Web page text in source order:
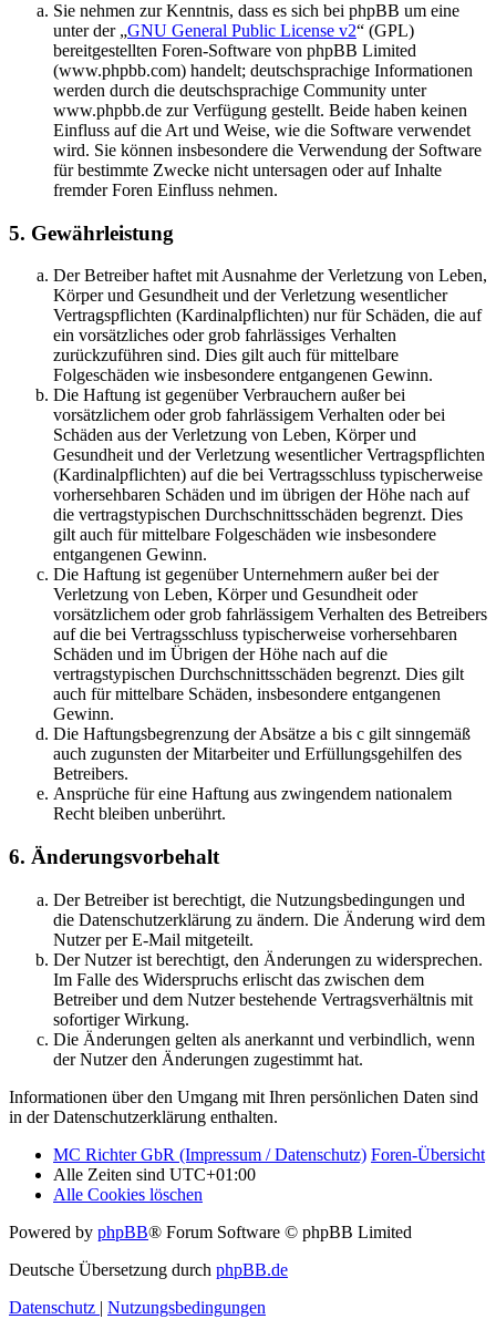
Sie nehmen zur Kenntnis, dass es sich bei phpBB um eine
unter der „GNU General Public License v2“ (GPL)
bereitgestellten Foren-Software von phpBB Limited
(www.phpbb.com) handelt; deutschsprachige Informationen
werden durch die deutschsprachige Community unter
www.phpbb.de zur Verfügung gestellt. Beide haben keinen
Einfluss auf die Art und Weise, wie die Software verwendet
wird. Sie können insbesondere die Verwendung der Software
für bestimmte Zwecke nicht untersagen oder auf Inhalte
fremder Foren Einfluss nehmen.
5. Gewährleistung
Der Betreiber haftet mit Ausnahme der Verletzung von Leben,
Körper und Gesundheit und der Verletzung wesentlicher
Vertragspflichten (Kardinalpflichten) nur für Schäden, die auf
ein vorsätzliches oder grob fahrlässiges Verhalten
zurückzuführen sind. Dies gilt auch für mittelbare
Folgeschäden wie insbesondere entgangenen Gewinn.
Die Haftung ist gegenüber Verbrauchern außer bei
vorsätzlichem oder grob fahrlässigem Verhalten oder bei
Schäden aus der Verletzung von Leben, Körper und
Gesundheit und der Verletzung wesentlicher Vertragspflichten
(Kardinalpflichten) auf die bei Vertragsschluss typischerweise
vorhersehbaren Schäden und im übrigen der Höhe nach auf
die vertragstypischen Durchschnittsschäden begrenzt. Dies
gilt auch für mittelbare Folgeschäden wie insbesondere
entgangenen Gewinn.
Die Haftung ist gegenüber Unternehmern außer bei der
Verletzung von Leben, Körper und Gesundheit oder
vorsätzlichem oder grob fahrlässigem Verhalten des Betreibers
auf die bei Vertragsschluss typischerweise vorhersehbaren
Schäden und im Übrigen der Höhe nach auf die
vertragstypischen Durchschnittsschäden begrenzt. Dies gilt
auch für mittelbare Schäden, insbesondere entgangenen
Gewinn.
Die Haftungsbegrenzung der Absätze a bis c gilt sinngemäß
auch zugunsten der Mitarbeiter und Erfüllungsgehilfen des
Betreibers.
Ansprüche für eine Haftung aus zwingendem nationalem
Recht bleiben unberührt.
6. Änderungsvorbehalt
Der Betreiber ist berechtigt, die Nutzungsbedingungen und
die Datenschutzerklärung zu ändern. Die Änderung wird dem
Nutzer per E-Mail mitgeteilt.
Der Nutzer ist berechtigt, den Änderungen zu widersprechen.
Im Falle des Widerspruchs erlischt das zwischen dem
Betreiber und dem Nutzer bestehende Vertragsverhältnis mit
sofortiger Wirkung.
Die Änderungen gelten als anerkannt und verbindlich, wenn
der Nutzer den Änderungen zugestimmt hat.
Informationen über den Umgang mit Ihren persönlichen Daten sind
in der Datenschutzerklärung enthalten.
MC Richter GbR (Impressum / Datenschutz) Foren-Übersicht
Alle Zeiten sind UTC+01:00
Alle Cookies löschen
Powered by phpBB® Forum Software © phpBB Limited
Deutsche Übersetzung durch phpBB.de
Datenschutz | Nutzungsbedingungen